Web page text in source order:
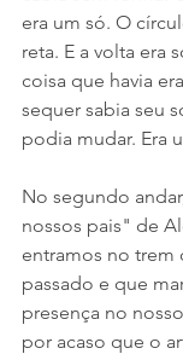
era um só. O
reta. E a volta era
coisa que havia
sequer sabia seu
podia mudar. Era
No segundo
nossos pais" de
entramos no trem
passado e que
presença no
por acaso que o